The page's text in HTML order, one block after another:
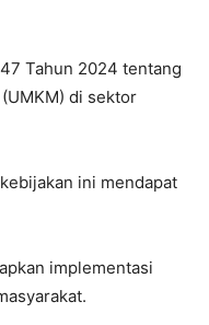
Tahun 2024 tentang
di sektor
ini mendapat
implementasi